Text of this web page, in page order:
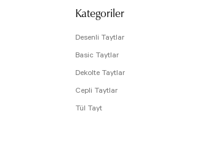
Kategoriler
Desenli Taytlar
Basic Taytlar
Dekolte Taytlar
Cepli Taytlar
Tül Tayt